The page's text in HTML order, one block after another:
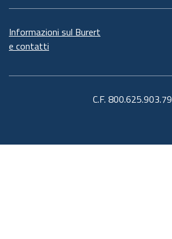
Informazioni sul Burert
e contatti
C.F. 800.625.903.79